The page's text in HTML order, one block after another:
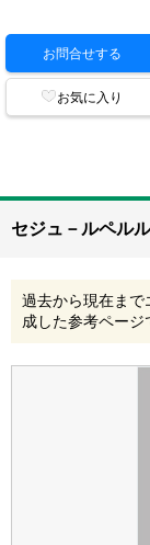
お問合せする
お気に入り
セジュ－ルペル
過去から現在まで
成した参考ページ